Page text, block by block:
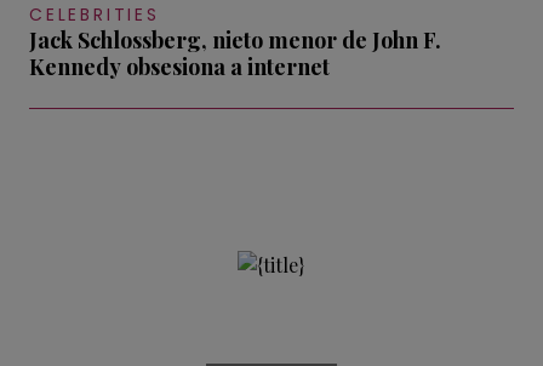
CELEBRITIES
Jack Schlossberg, nieto menor de John F.
Kennedy obsesiona a internet